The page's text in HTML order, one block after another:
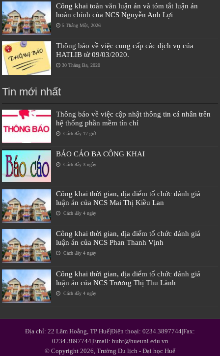
Công khai toàn văn luận án và tóm tắt luận án
hoàn chỉnh của NCS Nguyễn Anh Lợi
5 Tháng Một, 2026
Thông báo về việc cung cấp các dịch vụ của
HATLIB từ 09/03/2020.
30 Tháng Ba, 2020
Tin mới nhất
Thông báo về việc cập nhật thông tin cá nhân trên
hệ thống phần mềm tín chỉ
Cách đây 17 giờ
BÁO CÁO BA CÔNG KHAI
Cách đây 3 ngày
Công khai thời gian, địa điểm tổ chức đánh giá
luận án của NCS Mai Thị Kiều Lan
Cách đây 4 ngày
Công khai thời gian, địa điểm tổ chức đánh giá
luận án của NCS Phan Thanh Vịnh
Cách đây 4 ngày
Công khai thời gian, địa điểm tổ chức đánh giá
luận án của NCS Trương Thị Thu Lành
Cách đây 4 ngày
Địa chỉ: 22 Lâm Hoằng, TP Huế|Điện thoại: 0234.3897744|Fax:
0234.3897744|Email: huht@hueuni.edu.vn
© Copyright 2026, Trường Du lịch - Đại học Huế